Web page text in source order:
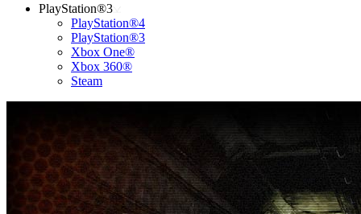
PlayStation®3
PlayStation®4
PlayStation®3
Xbox One®
Xbox 360®
Steam